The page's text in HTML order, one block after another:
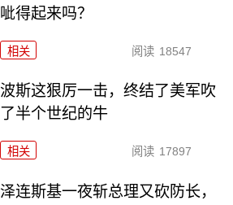
呲得起来吗？
相关 阅读 18547
波斯这狠厉一击，终结了美军吹
了半个世纪的牛
相关 阅读 17897
泽连斯基一夜斩总理又砍防长，